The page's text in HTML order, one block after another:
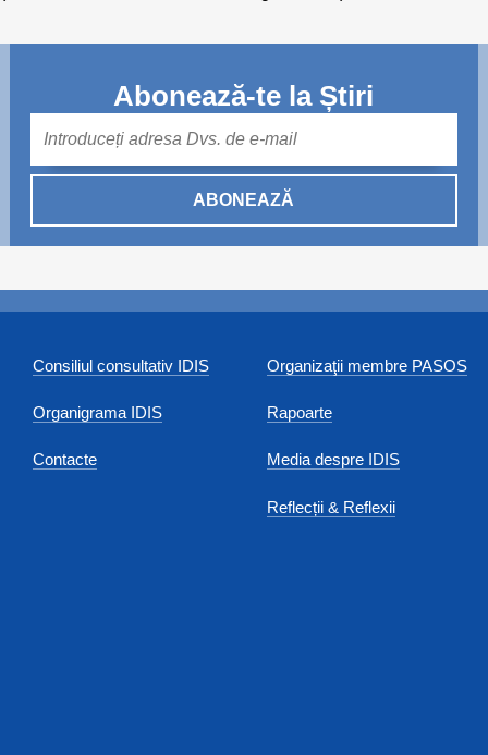
Abonează-te la Știri
ABONEAZĂ
Consiliul consultativ IDIS
Organigrama IDIS
Contacte
Organizaţii membre PASOS
Rapoarte
Media despre IDIS
Reflecții & Reflexii